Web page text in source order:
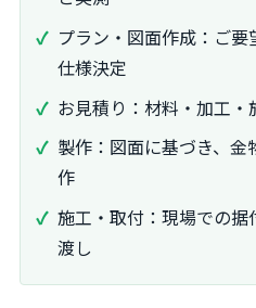
プラン・図面作成：ご要
仕様決定
お見積り：材料・加工
製作：図面に基づき、
作
施工・取付：現場での
渡し